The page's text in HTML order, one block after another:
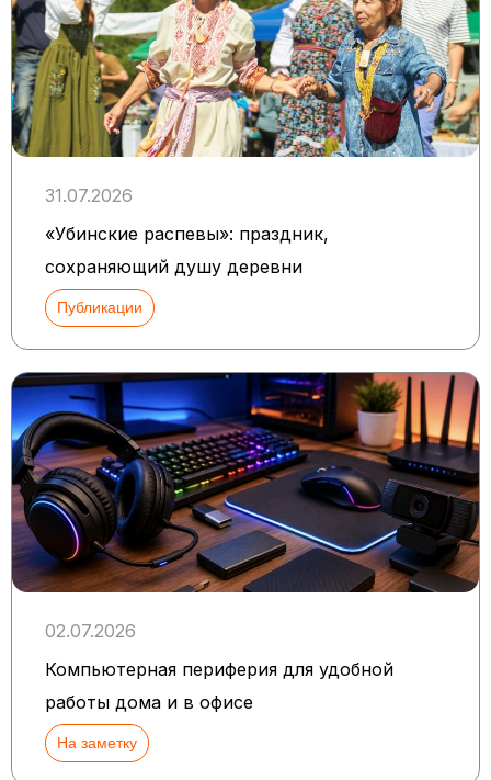
31.07.2026
«Убинские распевы»: праздник,
сохраняющий душу деревни
Публикации
02.07.2026
Компьютерная периферия для удобной
работы дома и в офисе
На заметку